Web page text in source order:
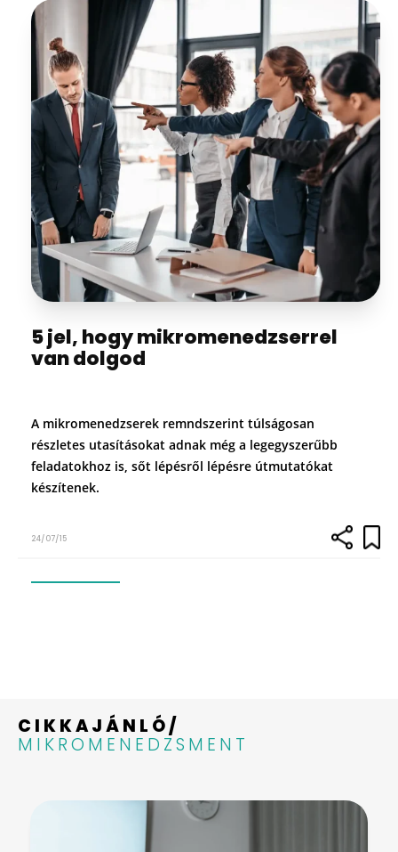
5 jel, hogy mikromenedzserrel
van dolgod
A mikromenedzserek remndszerint túlságosan
részletes utasításokat adnak még a legegyszerűbb
feladatokhoz is, sőt lépésről lépésre útmutatókat
készítenek.
24/07/15
CIKKAJÁNLÓ/
MIKROMENEDZSMENT